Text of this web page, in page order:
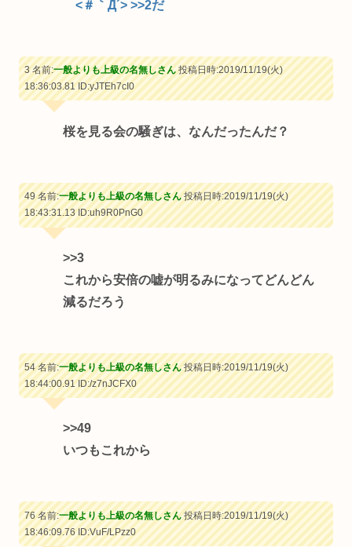
<＃｀Д´> >>2だ
3 名前:一般よりも上級の名無しさん投稿日時:2019/11/19(火)
18:36:03.81ID:yJTEh7cI0
桜を見る会の騒ぎは、なんだったんだ？
49 名前:一般よりも上級の名無しさん投稿日時:2019/11/19(火)
18:43:31.13ID:uh9R0PnG0
>>3
これから安倍の嘘が明るみになってどんどん
減るだろう
54 名前:一般よりも上級の名無しさん投稿日時:2019/11/19(火)
18:44:00.91ID:/z7nJCFX0
>>49
いつもこれから
76 名前:一般よりも上級の名無しさん投稿日時:2019/11/19(火)
18:46:09.76ID:VuF/LPzz0